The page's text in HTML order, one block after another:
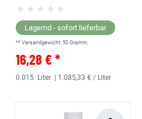
Lagernd - sofort lieferbar
** Versandgewicht: 50 Gramm.
16,28 € *
0.015 Liter | 1.085,33 € / Liter